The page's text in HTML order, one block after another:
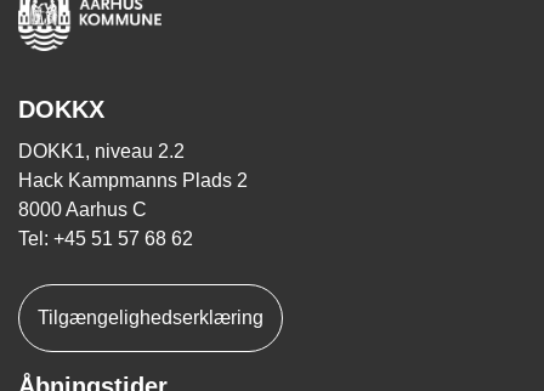
DOKKX
DOKK1, niveau 2.2
Hack Kampmanns Plads 2
8000 Aarhus C
Tel: +45 51 57 68 62
Tilgængelighedserklæring